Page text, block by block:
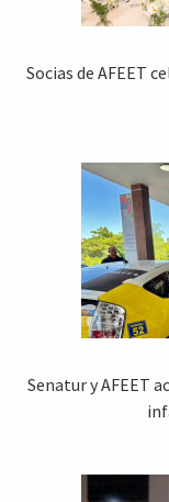
Socias de AFEET
Senatur y AFEET